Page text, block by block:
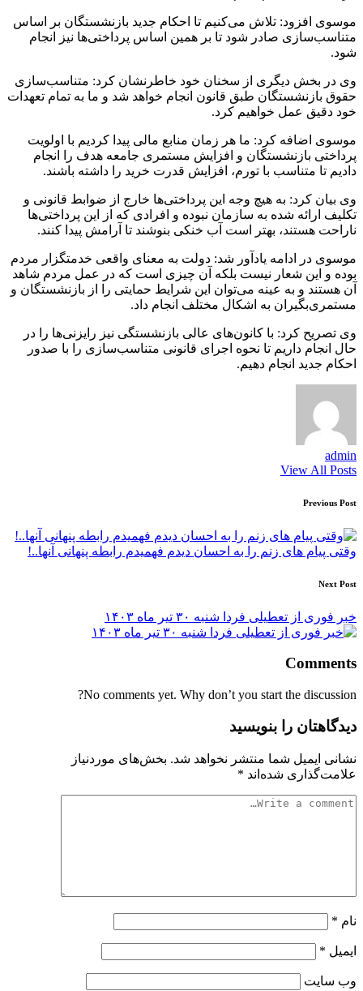
موسوی افزود: تلاش می‌کنیم تا احکام جدید بازنشستگان بر اساس
متناسب‌سازی صادر شود تا بر همین اساس پرداختی‌ها نیز انجام
شود.
وی در بخش دیگری از سخنان خود خاطرنشان کرد: متناسب‌سازی
حقوق بازنشستگان طبق قانون انجام خواهد شد و ما به تمام تعهدات
خود دقیق عمل خواهیم کرد.
موسوی اضافه کرد: ما هر زمان منابع مالی پیدا کردیم با اولویت
پرداختی بازنشستگان و افزایش مستمری جامعه هدف را انجام
دادیم تا متناسب با تورم، افزایش قدرت خرید را داشته باشند.
وی بیان کرد: به هیچ وجه این پرداختی‌ها خارج از ضوابط قانونی و
تکلیف ارائه شده به سازمان نبوده و افرادی که از این پرداختی‌ها
ناراحت هستند، بهتر است آب خنکی بنوشند تا آرامش پیدا کنند.
موسوی در ادامه یادآور شد: دولت به معنای واقعی خدمتگزار مردم
بوده و این شعار نیست بلکه آن چیزی است که در عمل مردم شاهد
آن هستند و به عینه می‌توان این شرایط حمایتی را از بازنشستگان و
مستمری‌بگیران به اشکال مختلف انجام داد.
وی تصریح کرد: با کانون‌های عالی بازنشستگی نیز رایزنی‌ها را در
حال انجام داریم تا نحوه اجرای قانونی متناسب‌‎سازی را با صدور
احکام جدید انجام دهیم.
admin
View All Posts
Post
navigation
Previous Post
وقتی پیام های زنم را به احسان دیدم فهمیدم رابطه پنهانی آنها..!
Next Post
خبر فوری از تعطیلی فردا شنبه ۳۰ تیر ماه ۱۴۰۳
Comments
No comments yet. Why don’t you start the discussion?
دیدگاهتان را بنویسید
نشانی ایمیل شما منتشر نخواهد شد. بخش‌های موردنیاز
علامت‌گذاری شده‌اند *
نام *
ایمیل *
وب‌ سایت